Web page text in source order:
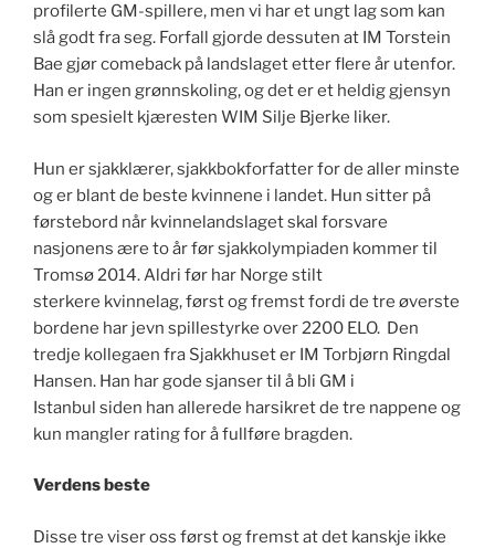
profilerte GM-spillere, men vi har et ungt lag som kan
slå godt fra seg. Forfall gjorde dessuten at IM Torstein
Bae gjør comeback på landslaget etter flere år utenfor.
Han er ingen grønnskoling, og det er et heldig gjensyn
som spesielt kjæresten WIM Silje Bjerke liker.
Hun er sjakklærer, sjakkbokforfatter for de aller minste
og er blant de beste kvinnene i landet. Hun sitter på
førstebord når kvinnelandslaget skal forsvare
nasjonens ære to år før sjakkolympiaden kommer til
Tromsø 2014. Aldri før har Norge stilt
sterkere kvinnelag, først og fremst fordi de tre øverste
bordene har jevn spillestyrke over 2200 ELO. Den
tredje kollegaen fra Sjakkhuset er IM Torbjørn Ringdal
Hansen. Han har gode sjanser til å bli GM i
Istanbul siden han allerede harsikret de tre nappene og
kun mangler rating for å fullføre bragden.
Verdens beste
Disse tre viser oss først og fremst at det kanskje ikke